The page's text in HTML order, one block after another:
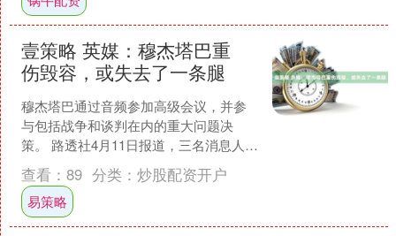
壹策略 英媒：穆杰塔巴重
伤毁容，或失去了一条腿
穆杰塔巴通过音频参加高级会议，并参
与包括战争和谈判在内的重大问题决
策。 路透社4月11日报道，三名消息人士
表示，在美以针对伊朗最高领袖官邸的
袭击中，穆杰塔巴的面....
查看： 89 分类： 炒股配资开户
易策略